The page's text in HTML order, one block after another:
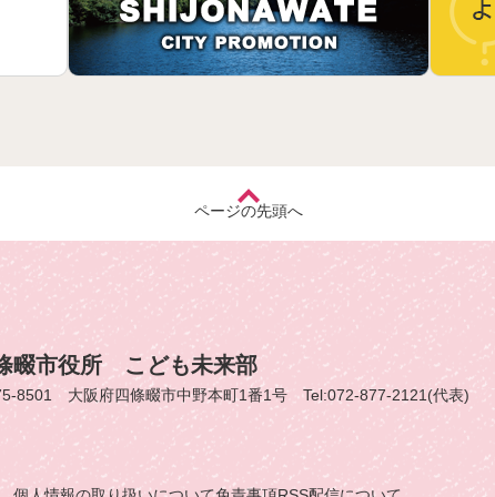
ページの先頭へ
畷市役所 こども未来部
8501 大阪府四條畷市中野本町1番1号 Tel:072-877-2121(代表)